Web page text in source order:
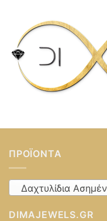
ΠΡΟΪΌΝΤΑ
Δαχτυλίδια
DIMAJEWELS.GR